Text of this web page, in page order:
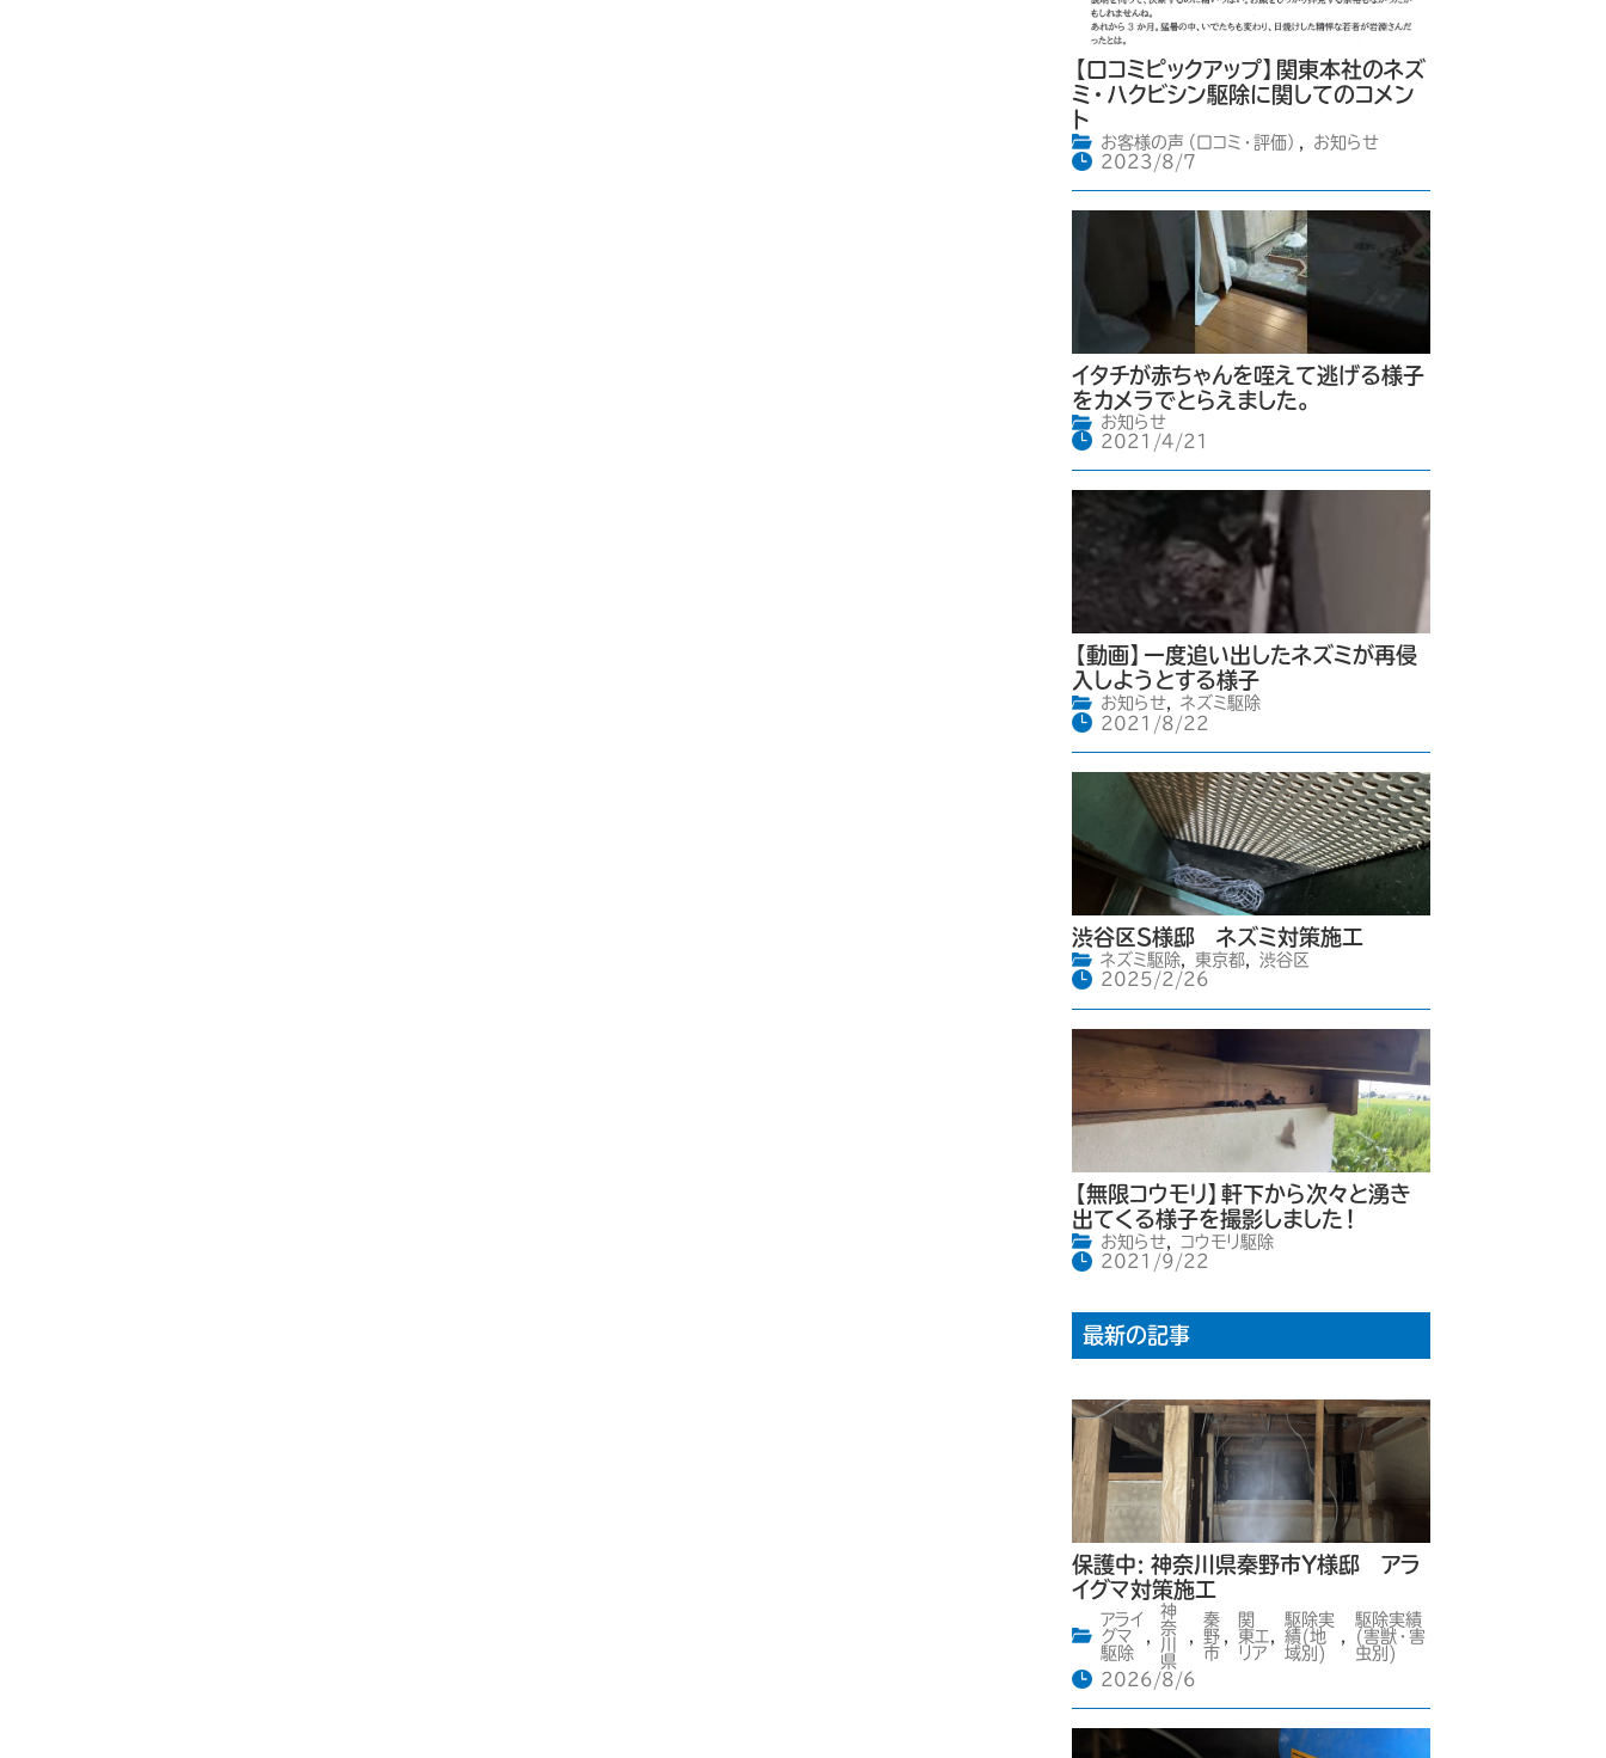
【口コミピックアップ】関東本社のネズ
ミ・ハクビシン駆除に関してのコメン
ト
お客様の声（口コミ・評価）
お知らせ
2023/8/7
イタチが赤ちゃんを咥えて逃げる様子
をカメラでとらえました。
お知らせ
2021/4/21
【動画】一度追い出したネズミが再侵
入しようとする様子
お知らせ,
ネズミ駆除
2021/8/22
渋谷区S様邸 ネズミ対策施工
ネズミ駆除, 東京都,
渋谷区
2025/2/26
【無限コウモリ】軒下から次々と湧き
出てくる様子を撮影しました！
お知らせ,
コウモリ駆除
2021/9/22
最新の記事
保護中: 神奈川県秦野市Y様邸 アラ
イグマ対策施工
アライ
グマ
駆除
神
奈
川
県
秦
野
市
関
東エ
リア
駆除実
績(地
域別)
駆除実績
(害獣・害
虫別)
2026/8/6